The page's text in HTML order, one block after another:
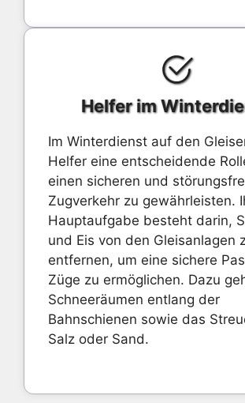
Helfer im
Im Winterdienst auf den
Helfer eine entscheidende
einen sicheren und
Zugverkehr zu gewährleisten.
Hauptaufgabe besteht darin,
und Eis von den Gleisanlagen
entfernen, um eine sichere
Züge zu ermöglichen. Dazu
Schneeräumen entlang der
Bahnschienen sowie das
Salz oder Sand.